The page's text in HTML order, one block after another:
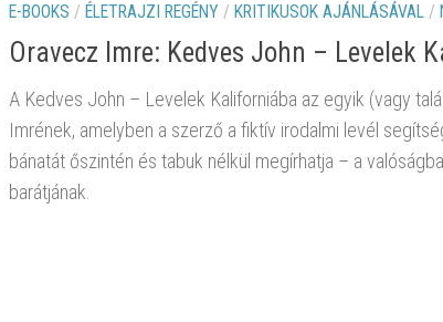
E-BOOKS / ÉLETRAJZI REGÉNY / KRITIKUSOK AJÁNLÁSÁVAL /
Oravecz Imre: Kedves John – Levelek
A Kedves John – Levelek Kaliforniába az egyik (vagy
Imrének, amelyben a szerző a fiktív irodalmi levél
bánatát őszintén és tabuk nélkül megírhatja – a
barátjának.